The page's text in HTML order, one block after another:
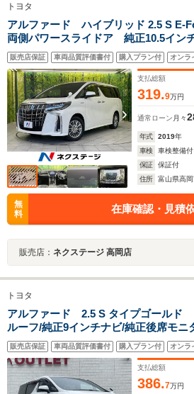
トヨタ
アルファード ハイブリッド 2.5 S
両側パワースライドア 純正10.5イン
カメラ セーフティセンス レーダー
車 ドラレコ コーナーセンサー ス
ヘッド ETC 純正17インチアルミ
販売店保証 車両品質評価書付 購入プラン付 オンラ
支払総額
319.9万円
通常ローン 月々
年式 2019年
車検
車検整備付
保証
保証付
住所
富山県高
無
料
在庫確認・見積
販売店： ネクステージ 高岡店
トヨタ
アルファード 2.5 S タイプゴールド
ルーフ/純正9インチナビ/純正後席モニ
両側パワスラ/ETC/パワーバックドア/
ズ /レーンキープ/オットマン/18イン
アマット
販売店保証 車両品質評価書付 購入プラン付 オンラ
支払総額
386.7万円